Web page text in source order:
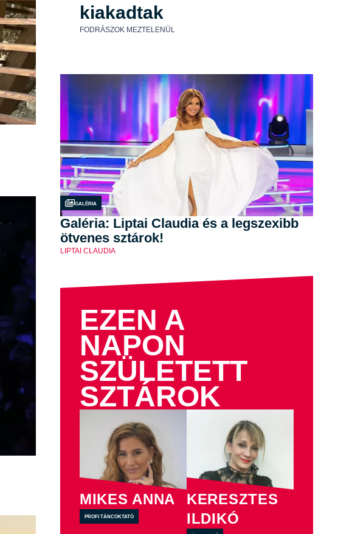
kiakadtak
FODRÁSZOK MEZTELENÜL
Galéria
Galéria: Liptai Claudia és a legszexibb
ötvenes sztárok!
LIPTAI CLAUDIA
EZEN A
NAPON
SZÜLETETT
SZTÁROK
MIKES ANNA
profi táncoktató
KERESZTES
ILDIKÓ